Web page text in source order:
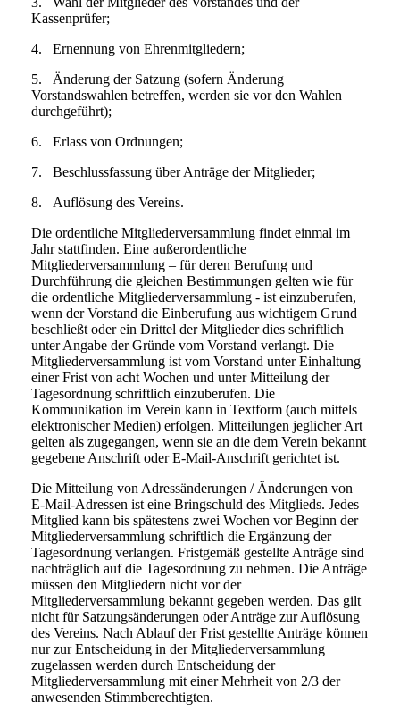
Kassenprüfer;
4.
Ernennung von Ehrenmitgliedern;
5.
Änderung der Satzung (sofern Änderung
Vorstandswahlen betreffen, werden sie vor den Wahlen
durchgeführt);
6.
Erlass von Ordnungen;
7.
Beschlussfassung über Anträge der Mitglieder;
8.
Auflösung des Vereins.
Die ordentliche Mitgliederversammlung findet einmal im
Jahr stattfinden. Eine außerordentliche
Mitgliederversammlung – für deren Berufung und
Durchführung die gleichen Bestimmungen gelten wie für
die ordentliche Mitgliederversammlung - ist einzuberufen,
wenn der Vorstand die Einberufung aus wichtigem Grund
beschließt oder ein Drittel der Mitglieder dies schriftlich
unter Angabe der Gründe vom Vorstand verlangt. Die
Mitgliederversammlung ist vom Vorstand unter Einhaltung
einer Frist von acht Wochen und unter Mitteilung der
Tagesordnung schriftlich einzuberufen. Die
Kommunikation im Verein kann in Textform (auch mittels
elektronischer Medien) erfolgen. Mitteilungen jeglicher Art
gelten als zugegangen, wenn sie an die dem Verein bekannt
gegebene Anschrift oder E-Mail-Anschrift gerichtet ist.
Die Mitteilung von Adressänderungen / Änderungen von
E-Mail-Adressen ist eine Bringschuld des Mitglieds. Jedes
Mitglied kann bis spätestens zwei Wochen vor Beginn der
Mitgliederversammlung schriftlich die Ergänzung der
Tagesordnung verlangen. Fristgemäß gestellte Anträge sind
nachträglich auf die Tagesordnung zu nehmen. Die Anträge
müssen den Mitgliedern nicht vor der
Mitgliederversammlung bekannt gegeben werden. Das gilt
nicht für Satzungsänderungen oder Anträge zur Auflösung
des Vereins. Nach Ablauf der Frist gestellte Anträge können
nur zur Entscheidung in der Mitgliederversammlung
zugelassen werden durch Entscheidung der
Mitgliederversammlung mit einer Mehrheit von 2/3 der
anwesenden Stimmberechtigten.